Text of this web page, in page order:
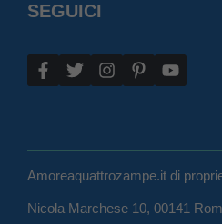
SEGUICI
Amoreaquattrozampe.it di
Nicola Marchese 10, 00141